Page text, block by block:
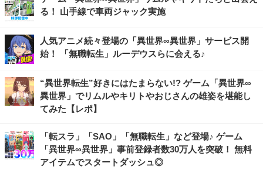
る！ 山手線で車両ジャック実施
人気アニメ続々登場の「異世界∞異世界」サービス開
始！ 「無職転生」ルーデウスらに会える♪
“異世界転生”好きにはたまらない!? ゲーム「異世界∞
異世界」でリムルやキリトやおじさんの雄姿を堪能し
てみた【レポ】
「転スラ」「SAO」「無職転生」など登場♪ ゲーム
「異世界∞異世界」事前登録者数30万人を突破！ 無料
アイテムでスタートダッシュ◎